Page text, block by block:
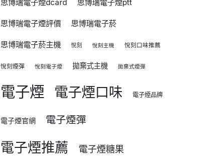
思博瑞電子煙dcard 思博瑞電子煙ptt
思博瑞電子煙評價 思博瑞電子菸
思博瑞電子菸主機 悅刻 悅刻主機 悅刻口味推薦
悅刻煙彈 悅刻電子煙 拋棄式主機 拋棄式煙彈
電子煙 電子煙口味 電子煙品牌
電子煙官網 電子煙彈
電子煙推薦 電子煙糖果